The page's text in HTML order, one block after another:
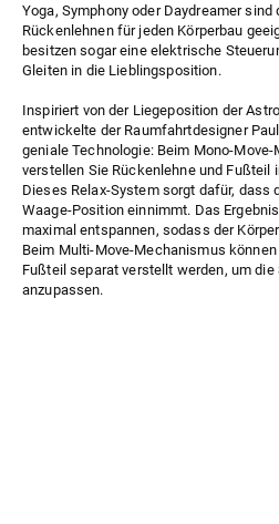
Yoga, Symphony oder Daydreamersind
Rückenlehnen für jeden Körperbau
besitzen sogar eine elektrische
Gleiten in die Lieblingsposition.
Inspiriert von der Liegeposition der
entwickelte der Raumfahrtdesigner
geniale Technologie: Beim Mono-
verstellen Sie Rückenlehne und Fußteil
Dieses Relax-System sorgt dafür, dass
Waage-Position einnimmt. Das
maximal entspannen, sodass der
Beim Multi-Move-Mechanismus
Fußteil separat verstellt werden, um die
anzupassen.